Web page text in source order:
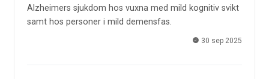
Alzheimers sjukdom hos vuxna med mild kognitiv svikt
samt hos personer i mild demensfas.
30 sep 2025